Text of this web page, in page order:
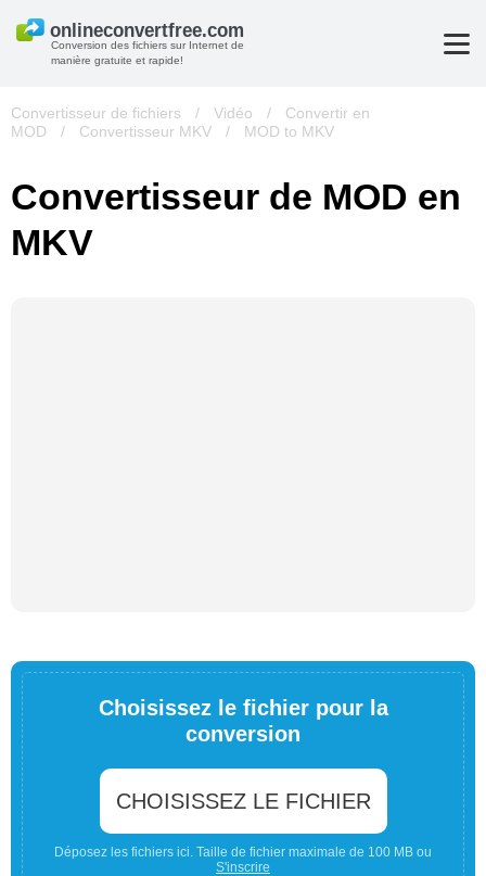
Conversion des fichiers sur Internet de
manière gratuite et rapide!
Convertisseur de fichiers / Vidéo /
Convertir en
MOD
/ Convertisseur MKV / MOD to MKV
Convertisseur de MOD en
MKV
Choisissez le fichier pour la
conversion
CHOISISSEZ LE FICHIER
Déposez les fichiers ici. Taille de fichier maximale de 100 MB ou
S'inscrire